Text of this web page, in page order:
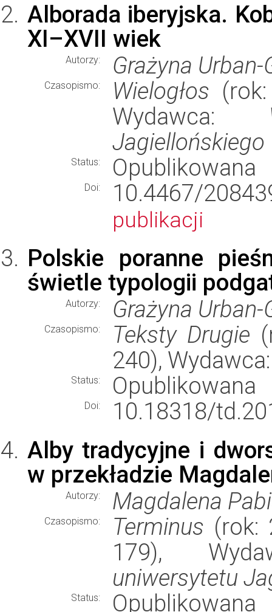
Alborada iberyjska.
XI–XVII wiek
Autorzy: Grażyna Urban-
Czasopismo: Wielogłos
Wydawca:
Jagiellońskiego
Status: Opublikowana
Doi: 10.4467/
publikacji
Polskie poranne
świetle typologii
Autorzy: Grażyna Urban-
Czasopismo: Teksty Drugie
240),
Status: Opublikowana
Doi:
10.18318/
Alby tradycyjne i
w przekładzie
Autorzy: Magdalena
Czasopismo: Terminus (rok:
179),
uniwersytetu
Status: Opublikowana